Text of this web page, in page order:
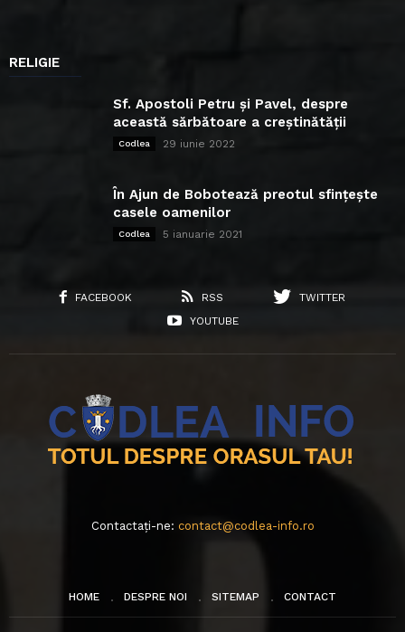
RELIGIE
Sf. Apostoli Petru și Pavel, despre
această sărbătoare a creștinătății
Codlea 29 iunie 2022
În Ajun de Bobotează preotul sfințește
casele oamenilor
Codlea 5 ianuarie 2021
FACEBOOK RSS
TWITTER
YOUTUBE
Contactați-ne: contact@codlea-info.ro
HOME DESPRE NOI SITEMAP CONTACT